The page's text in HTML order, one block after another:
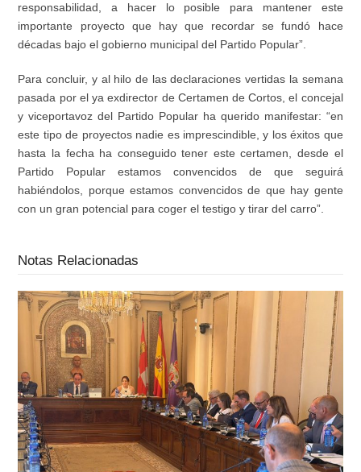
responsabilidad, a hacer lo posible para mantener este
importante proyecto que hay que recordar se fundó hace
décadas bajo el gobierno municipal del Partido Popular”.
Para concluir, y al hilo de las declaraciones vertidas la semana
pasada por el ya exdirector de Certamen de Cortos, el concejal
y viceportavoz del Partido Popular ha querido manifestar: “en
este tipo de proyectos nadie es imprescindible, y los éxitos que
hasta la fecha ha conseguido tener este certamen, desde el
Partido Popular estamos convencidos de que seguirá
habiéndolos, porque estamos convencidos de que hay gente
con un gran potencial para coger el testigo y tirar del carro”.
Notas Relacionadas